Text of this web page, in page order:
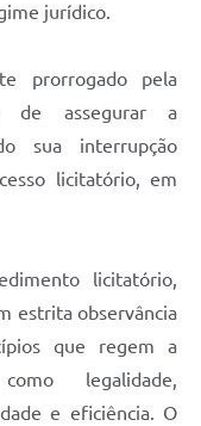
Ativa do
jurídico.
prorrogado pela
de assegurar a
sua interrupção
licitatório, em
licitatório,
estrita observância
que regem a
legalidade,
e eficiência. O